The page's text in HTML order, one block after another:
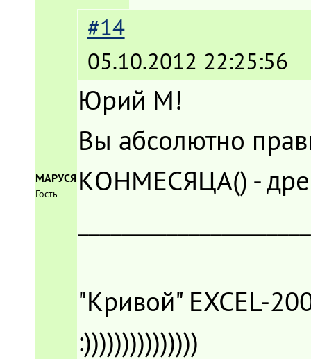
МАРУСЯ
Гость
#14
05.10.2012 22:25:56
Юрий М!
Вы абсолютно
КОНМЕСЯЦА() -
"Кривой" EXCEL-
:)))))))))))))))